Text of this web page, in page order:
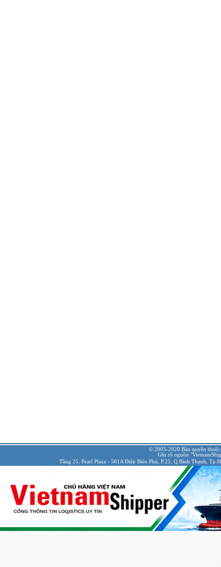
© 2005-2020 Bản quyền
Ghi rõ nguồn
Tầng 25, Pearl Plaza - 561A Điện Biên Phủ, P.25, Q.Bình Thạnh,